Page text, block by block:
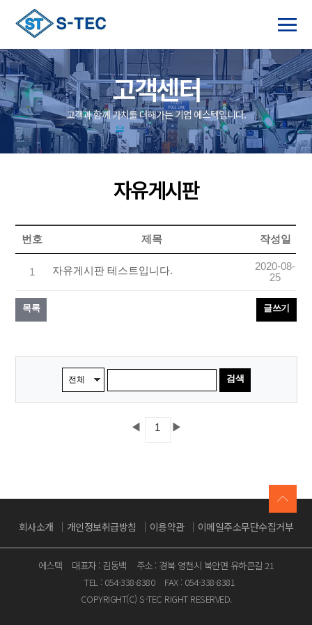
고객센터
고객과 함께 가치를 더해가는 기업 에스텍입니다.
자유게시판
번호 제목 작성일
1 자유게시판 테스트입니다.
2020-08-
25
목록 글쓰기
검색
◀ 1 ▶
회사소개 개인정보취급방침 이용약관 이메일주소무단수집거부
에스텍 대표자 : 김동백
주소 : 경북 영천시 북안면 유하큰길 21
TEL : 054-338-8380
FAX : 054-338-8381
COPYRIGHT(C) S-TEC RIGHT RESERVED.